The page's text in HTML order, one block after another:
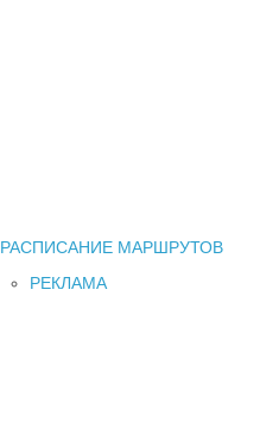
РАСПИСАНИЕ МАРШРУТОВ
РЕКЛАМА